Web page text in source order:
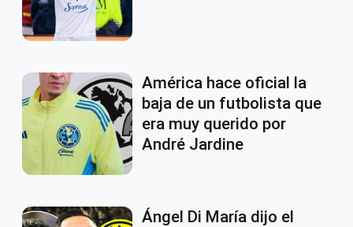
América hace oficial la
baja de un futbolista que
era muy querido por
André Jardine
Ángel Di María dijo el